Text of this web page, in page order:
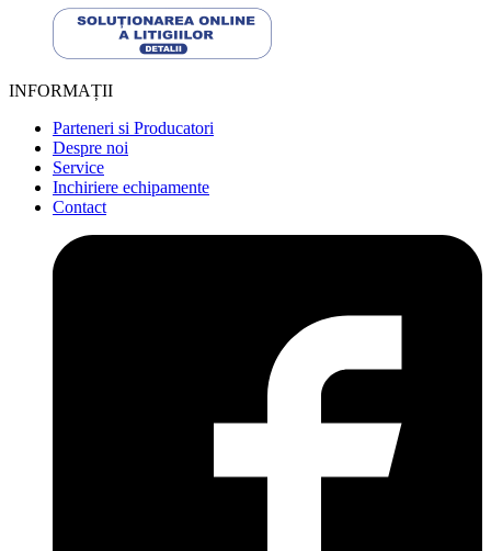
INFORMAȚII
Parteneri si Producatori
Despre noi
Service
Inchiriere echipamente
Contact